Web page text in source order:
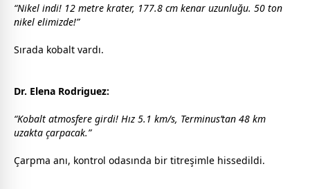
“Nikel indi! 12 metre krater, 177.8 cm kenar uzunluğu. 50 ton
nikel elimizde!”
Sırada kobalt vardı.
Dr. Elena Rodriguez:
“Kobalt atmosfere girdi! Hız 5.1 km/s, Terminus’tan 48 km
uzakta çarpacak.”
Çarpma anı, kontrol odasında bir titreşimle hissedildi.